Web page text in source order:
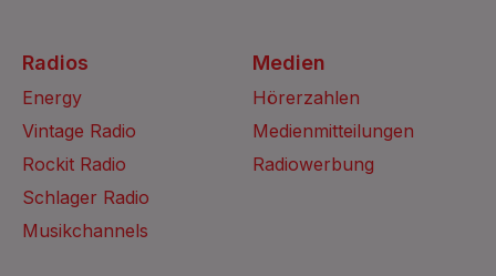
Radios
Energy
Vintage Radio
Rockit Radio
Schlager Radio
Musikchannels
Medien
Hörerzahlen
Medienmitteilungen
Radiowerbung